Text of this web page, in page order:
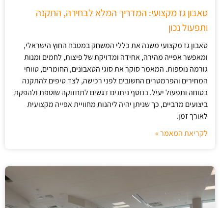
טאבון גז מקצועי: המדריך המלא לבחירה, התקנה
ותפעול נכון
טאבון גז מקצועי משנה את כללי המשחק במטבח החוץ הישראלי,
ומאפשר אפייה מהירה, אחידה ומדויקת של פיצות, לחמים ומנות
גורמה נוספות. המאמר סוקר את סוגי הטאבונים, החומרים, טווחי
המחירים והפרמטרים החשובים לפני רכישה, לצד טיפים להתקנה
בטוחה ותפעול יעיל. בנוסף ניתנים דגשים לתחזוקה שוטפת ולהפקת
ביצועים מרביים, כך שניתן יהיה ליהנות מחוויית אפייה מקצועית
לאורך זמן.
לקריאת המאמר »